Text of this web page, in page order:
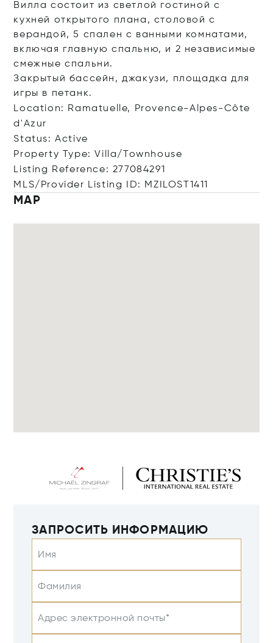
Вилла состоит из светлой гостиной с
кухней открытого плана, столовой с
верандой, 5 спален с ванными комнатами,
включая главную спальню, и 2 независимые
смежные спальни.
Закрытый бассейн, джакузи, площадка для
игры в петанк.
Location: Ramatuelle, Provence-Alpes-Côte
d'Azur
Status: Active
Property Type: Villa/Townhouse
Listing Reference: 277084291
MLS/Provider Listing ID: MZILOST1411
MAP
ЗАПРОСИТЬ ИНФОРМАЦИЮ
Имя
Фамилия
Адрес электронной почты*